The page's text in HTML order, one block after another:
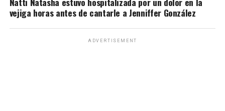
vejiga horas antes de cantarle a Jenniffer González
ADVERTISEMENT